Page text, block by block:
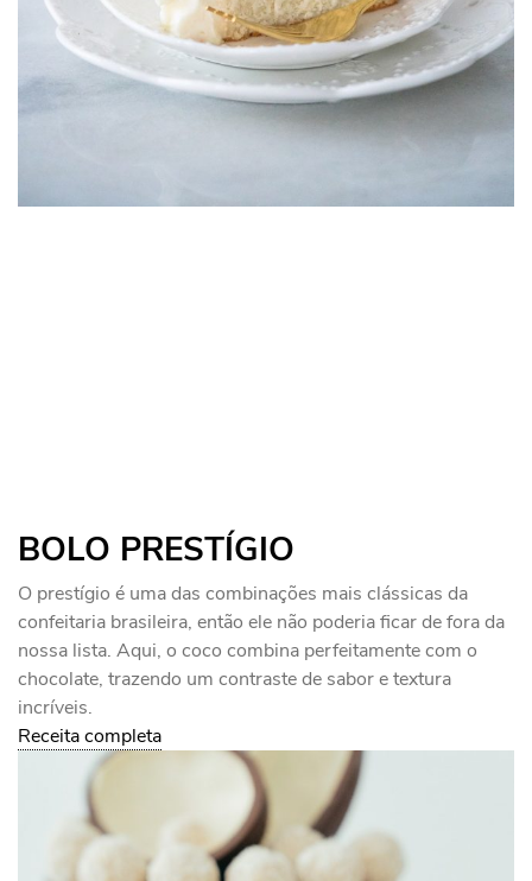
BOLO PRESTÍGIO
O prestígio é uma das combinações mais clássicas da
confeitaria brasileira, então ele não poderia ficar de fora da
nossa lista. Aqui, o coco combina perfeitamente com o
chocolate, trazendo um contraste de sabor e textura
incríveis.
Receita completa